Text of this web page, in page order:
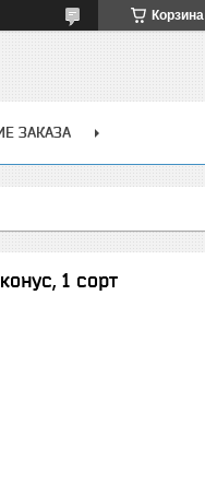
Корзина
ЗАКАЗА
1 сорт